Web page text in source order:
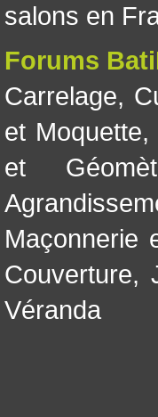
salons en
Forums
Carrelage,
et Moquette,
et
Maçonnerie
Couverture,
Véranda